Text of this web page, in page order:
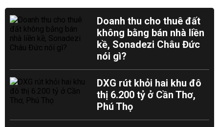
Doanh thu cho thuê đất
không bằng bán nhà liền
kề, Sonadezi Châu Đức
nói gì?
DXG rút khỏi hai khu đô
thị 6.200 tỷ ở Cần Thơ,
Phú Thọ